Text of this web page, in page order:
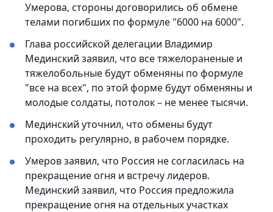
Умерова, стороны договорились об обмене
телами погибших по формуле "6000 на 6000".
Глава российской делегации Владимир
Мединский заявил, что все тяжелораненые и
тяжелобольные будут обменяны по формуле
"все на всех", по этой форме будут обменяны и
молодые солдаты, потолок – не менее тысячи.
Мединский уточнил, что обмены будут
проходить регулярно, в рабочем порядке.
Умеров заявил, что Россия не согласилась на
прекращение огня и встречу лидеров.
Мединский заявил, что Россия предложила
прекращение огня на отдельных участках